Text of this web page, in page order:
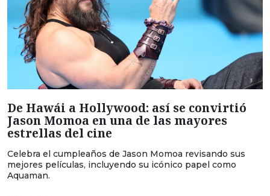
De Hawái a Hollywood: así se convirtió
Jason Momoa en una de las mayores
estrellas del cine
Celebra el cumpleaños de Jason Momoa revisando sus
mejores películas, incluyendo su icónico papel como
Aquaman.